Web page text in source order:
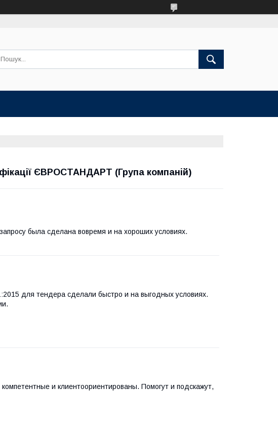
ЄВРОСТАНДАРТ (Група компаній)
была сделана вовремя и на хороших условиях.
для тендера сделали быстро и на выгодных условиях.
и клиентоориентированы. Помогут и подскажут,